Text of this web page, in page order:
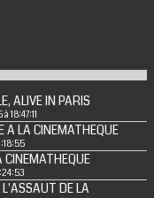
ALIVE IN PARIS
18:47:11
A LA CINEMATHEQUE
CINEMATHEQUE
DE LA